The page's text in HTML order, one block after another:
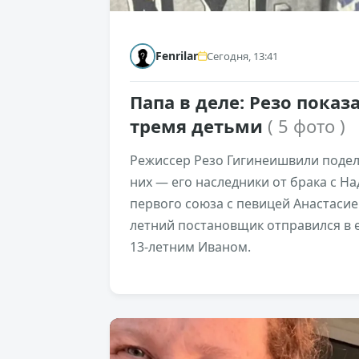
Fenrilar Сегодня, 13:41
Папа в деле: Резо
тремя детьми ( 5 фото )
Режиссер Резо Гигинеишвили
них — его наследники от брака с
первого союза с певицей
летний постановщик отправился в
13-летним Иваном.